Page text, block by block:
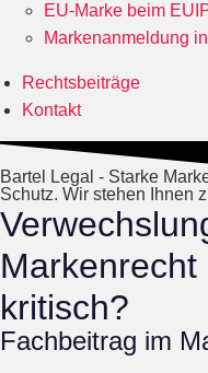
EU-Marke beim
Markenanmeldung
Rechtsbeiträge
Kontakt
Bartel Legal - Starke
Schutz. Wir stehen Ihnen
kritisch?
Fachbeitrag im